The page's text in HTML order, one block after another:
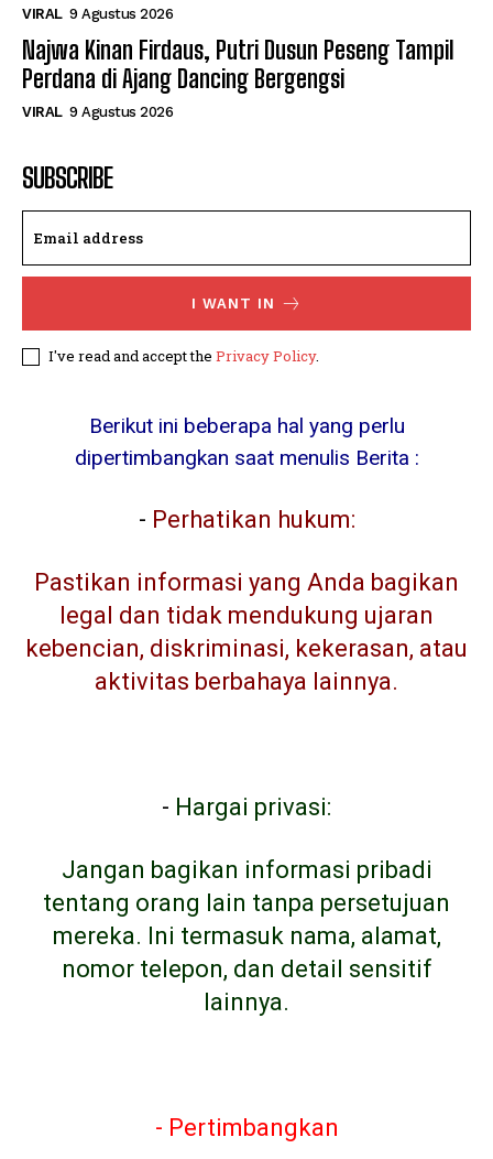
VIRAL 9 Agustus 2026
Najwa Kinan Firdaus, Putri Dusun Peseng Tampil
Perdana di Ajang Dancing Bergengsi
VIRAL 9 Agustus 2026
SUBSCRIBE
I WANT IN
I've read and accept the Privacy Policy.
Berikut ini beberapa hal yang perlu
dipertimbangkan saat menulis Berita :
- Perhatikan hukum:
Pastikan informasi yang Anda bagikan
legal dan tidak mendukung ujaran
kebencian, diskriminasi, kekerasan, atau
aktivitas berbahaya lainnya.
- Hargai privasi:
Jangan bagikan informasi pribadi
tentang orang lain tanpa persetujuan
mereka. Ini termasuk nama, alamat,
nomor telepon, dan detail sensitif
lainnya.
- Pertimbangkan